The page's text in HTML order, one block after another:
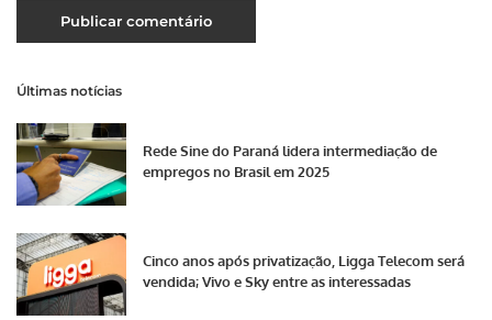
Últimas notícias
Rede Sine do Paraná lidera intermediação de
empregos no Brasil em 2025
Cinco anos após privatização, Ligga Telecom será
vendida; Vivo e Sky entre as interessadas